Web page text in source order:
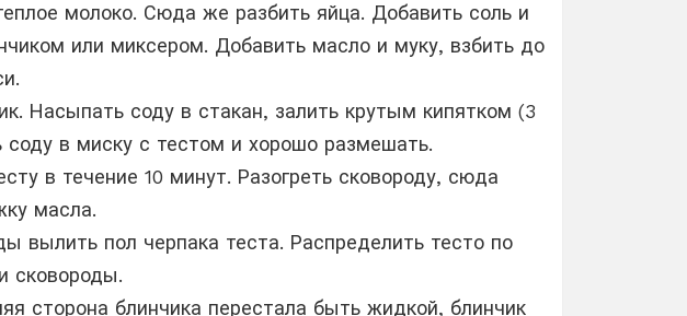
молоко. Сюда же разбить яйца. Добавить соль и
или миксером. Добавить масло и муку, взбить до
Насыпать соду в стакан, залить крутым кипятком (3
соду в миску с тестом и хорошо размешать.
в течение 10 минут. Разогреть сковороду, сюда
масла.
вылить пол черпака теста. Распределить тесто по
сковороды.
сторона блинчика перестала быть жидкой, блинчик